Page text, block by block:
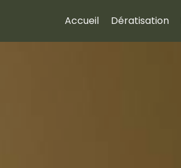
Accueil Dératisation